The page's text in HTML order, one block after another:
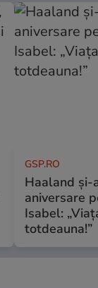
GSP.RO
Haaland
aniversare
Isabel:
totdeauna!”